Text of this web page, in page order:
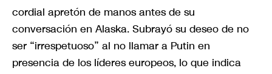
cordial apretón de manos antes de su
conversación en Alaska. Subrayó su deseo de no
ser “irrespetuoso” al no llamar a Putin en
presencia de los líderes europeos, lo que indica